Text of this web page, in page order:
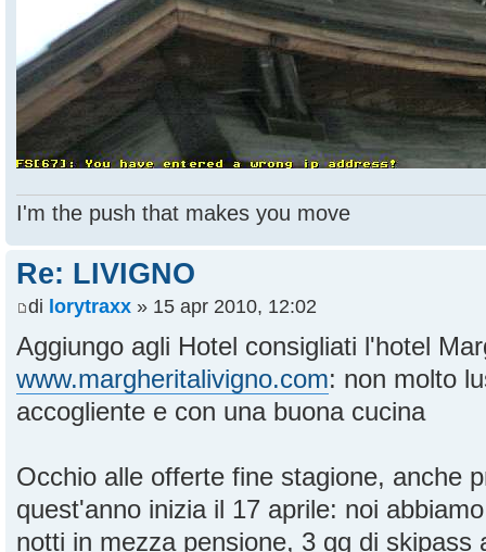
I'm the push that makes you move
Re: LIVIGNO
di lorytraxx » 15 apr 2010, 12:02
Aggiungo agli Hotel consigliati l'hotel
www.margheritalivigno.com: non molto
accogliente e con una buona cucina
Occhio alle offerte fine stagione, anche
quest'anno inizia il 17 aprile: noi
notti in mezza pensione, 3 gg di skipass